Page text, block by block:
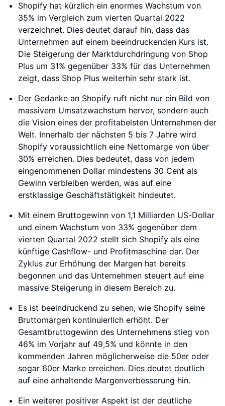
Shopify hat kürzlich ein enormes Wachstum von
35% im Vergleich zum vierten Quartal 2022
verzeichnet. Dies deutet darauf hin, dass das
Unternehmen auf einem beeindruckenden Kurs ist.
Die Steigerung der Marktdurchdringung von Shop
Plus um 31% gegenüber 33% für das Unternehmen
zeigt, dass Shop Plus weiterhin sehr stark ist.
Der Gedanke an Shopify ruft nicht nur ein Bild von
massivem Umsatzwachstum hervor, sondern auch
die Vision eines der profitabelsten Unternehmen der
Welt. Innerhalb der nächsten 5 bis 7 Jahre wird
Shopify voraussichtlich eine Nettomarge von über
30% erreichen. Dies bedeutet, dass von jedem
eingenommenen Dollar mindestens 30 Cent als
Gewinn verbleiben werden, was auf eine
erstklassige Geschäftstätigkeit hindeutet.
Mit einem Bruttogewinn von 1,1 Milliarden US-Dollar
und einem Wachstum von 33% gegenüber dem
vierten Quartal 2022 stellt sich Shopify als eine
künftige Cashflow- und Profitmaschine dar. Der
Zyklus zur Erhöhung der Margen hat bereits
begonnen und das Unternehmen steuert auf eine
massive Steigerung in diesem Bereich zu.
Es ist beeindruckend zu sehen, wie Shopify seine
Bruttomargen kontinuierlich erhöht. Der
Gesamtbruttogewinn des Unternehmens stieg von
46% im Vorjahr auf 49,5% und könnte in den
kommenden Jahren möglicherweise die 50er oder
sogar 60er Marke erreichen. Dies deutet deutlich
auf eine anhaltende Margenverbesserung hin.
Ein weiterer positiver Aspekt ist der deutliche